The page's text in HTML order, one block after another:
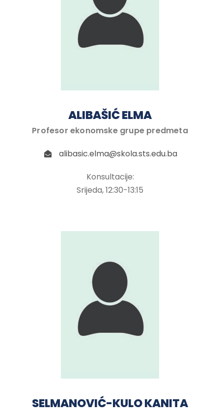
ALIBAŠIĆ ELMA
Profesor ekonomske grupe predmeta
alibasic.elma@skola.sts.edu.ba
Konsultacije:
Srijeda, 12:30-13:15
SELMANOVIĆ-KULO KANITA